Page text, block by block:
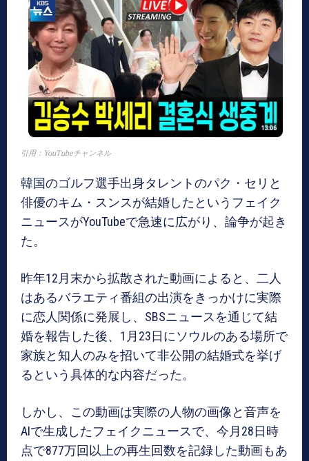
引用：YouTubeチャンネル
韓国のゴルフ選手出身タレントのパク・セリと
俳優のキム・スンスが結婚したというフェイク
ニュースがYouTubeで急速に広がり、論争が起き
た。
昨年12月末から拡散された動画によると、二人
はあるバラエティ番組の出演をきっかけに実際
に恋人関係に発展し、SBSニュースを通じて結
婚を報告した後、1月23日にソウルのある場所で
家族と知人のみを招いて非公開の結婚式を挙げ
るという具体的な内容だった。
しかし、この動画は実際の人物の画像と音声を
AIで生成したフェイクニュースで、今月28日時
点で877万回以上の再生回数を記録した動画もあ